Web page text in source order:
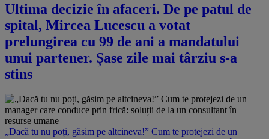
Ultima decizie în afaceri. De pe patul de
spital, Mircea Lucescu a votat
prelungirea cu 99 de ani a mandatului
unui partener. Șase zile mai târziu s-a
stins
„Dacă tu nu poți, găsim pe altcineva!” Cum te protejezi de un